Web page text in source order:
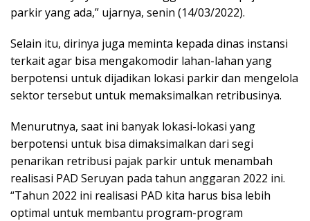
parkir yang ada,” ujarnya, senin (14/03/2022).
Selain itu, dirinya juga meminta kepada dinas instansi
terkait agar bisa mengakomodir lahan-lahan yang
berpotensi untuk dijadikan lokasi parkir dan mengelola
sektor tersebut untuk memaksimalkan retribusinya.
Menurutnya, saat ini banyak lokasi-lokasi yang
berpotensi untuk bisa dimaksimalkan dari segi
penarikan retribusi pajak parkir untuk menambah
realisasi PAD Seruyan pada tahun anggaran 2022 ini.
“Tahun 2022 ini realisasi PAD kita harus bisa lebih
optimal untuk membantu program-program